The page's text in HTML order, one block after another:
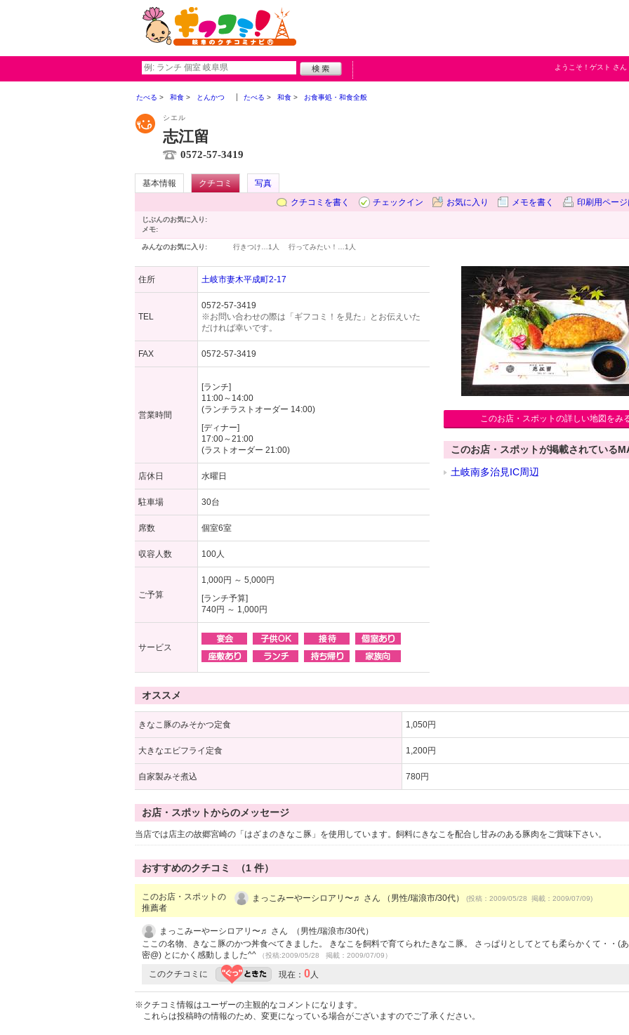
ようこそ！ ゲスト さん
たべる 和食 とんかつ たべる 和食 お食事処・和食全般
シエル
志江留
0572-57-3419
基本情報 クチコミ
写真
クチコミを書く
チェックイン お気に入り メモを書く 印刷用ペー
じぶんのお気に入り:
メモ:
みんなのお気に入り: 行きつけ… 1人 行ってみたい！… 1人
住所 土岐市妻木平成町2-17
TEL
0572-57-3419
※お問い合わせの際は「ギフコミ！を見た」とお伝えいた
だければ幸いです。
FAX 0572-57-3419
営業時間
[ランチ]
11:00～14:00
(ランチラストオーダー 14:00)
[ディナー]
17:00～21:00
(ラストオーダー 21:00)
店休日 水曜日
駐車場 30台
席数 個室6室
収容人数 100人
ご予算
1,000円 ～ 5,000円
[ランチ予算]
740円 ～ 1,000円
サービス
このお店・スポットの詳しい地図をみ
このお店・スポットが掲載されている
土岐南多治見IC周辺
オススメ
きなこ豚のみそかつ定食 1,050円
大きなエビフライ定食 1,200円
自家製みそ煮込 780円
お店・スポットからのメッセージ
当店では店主の故郷宮崎の「はざまのきなこ豚」を使用しています。飼料にきなこを配合し甘みのある豚肉をご賞味下さい。
おすすめのクチコミ （1 件）
このお店・スポットの
推薦者
まっこみーやーシロアリ〜♬ さん （男性/瑞浪市/30代） (投稿：2009/05/28 掲載：2009/07/09)
まっこみーやーシロアリ〜♬ さん （男性/瑞浪市/30代）
ここの名物、きなこ豚のかつ丼食べてきました。 きなこを飼料で育てられたきなこ豚。 さっぱりとしてとても柔らかくて・・(
密@) とにかく感動しました^^
（投稿:2009/05/28 掲載：2009/07/09）
このクチコミに 現在： 0人
※クチコミ情報はユーザーの主観的なコメントになります。
これらは投稿時の情報のため、変更になっている場合がございますのでご了承ください。